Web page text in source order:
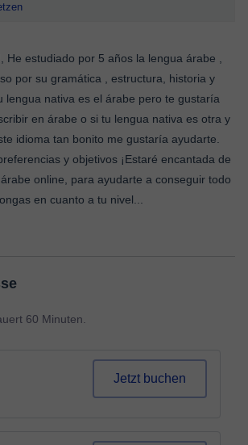
He estudiado por 5 años la lengua árabe ,
por su gramática , estructura, historia y
lengua nativa es el árabe pero te gustaría
en árabe o si tu lengua nativa es otra y
idioma tan bonito me gustaría ayudarte.
y objetivos ¡Estaré encantada de
online, para ayudarte a conseguir todo
en cuanto a tu nivel
60 Minuten.
Jetzt buchen